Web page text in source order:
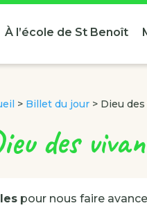
À l’école de St Benoît
> Billet du jour> Dieu
des
pour nous faire